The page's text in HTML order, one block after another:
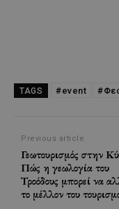
TAGS #event
Previous article
Γεωτουρισμός στην
Πώς η γεωλογία του
Τροόδους μπορεί να
το μέλλον του